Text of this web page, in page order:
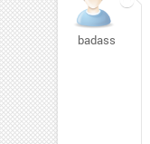
badasslilj